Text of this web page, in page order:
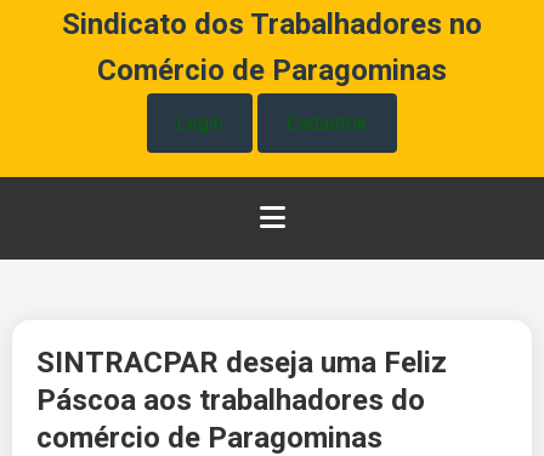
Sindicato dos Trabalhadores no
Comércio de Paragominas
Login Cadastrar
SINTRACPAR deseja uma Feliz
Páscoa aos trabalhadores do
comércio de Paragominas